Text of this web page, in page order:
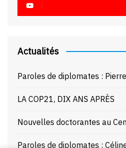
Actualités
Paroles de diplomates :
LA COP21, DIX ANS APRÈS
Nouvelles doctorantes au
Paroles de diplomates :